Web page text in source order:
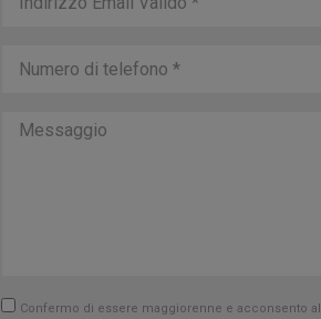
Confermo di essere maggiorenne e acconsento al